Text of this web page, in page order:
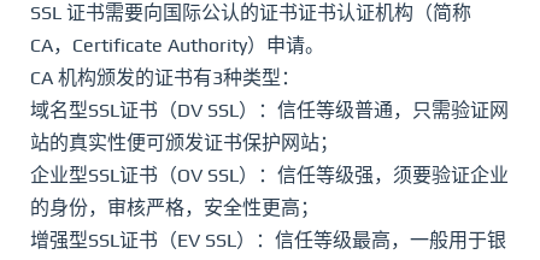
SSL 证书需要向国际公认的证书证书认证机构（简称
CA，Certificate Authority）申请。
CA 机构颁发的证书有3种类型：
域名型SSL证书（DV SSL）：信任等级普通，只需验证网
站的真实性便可颁发证书保护网站；
企业型SSL证书（OV SSL）：信任等级强，须要验证企业
的身份，审核严格，安全性更高；
增强型SSL证书（EV SSL）：信任等级最高，一般用于银